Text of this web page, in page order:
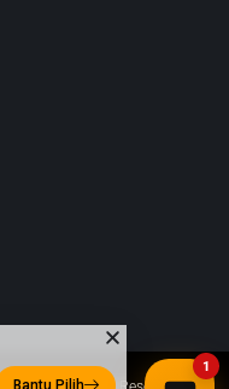
1
Bantu Pilih